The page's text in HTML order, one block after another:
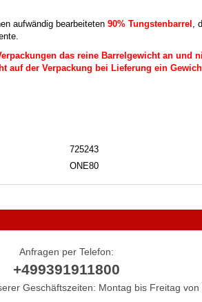
aufwändig bearbeiteten 90% Tungstenbarrel ,
das reine Barrelgewicht an und
auf der Verpackung bei Lieferung ein
725243
ONE80
Anfragen per Telefon:
+499391911800
Geschäftszeiten: Montag bis Freitag